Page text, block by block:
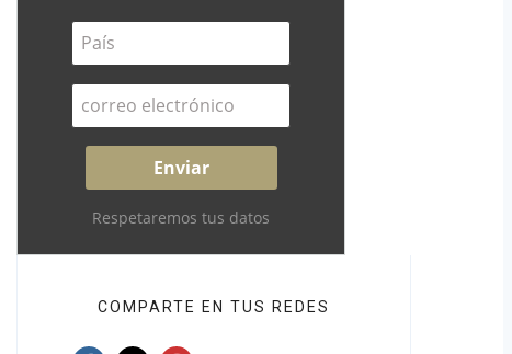
Respetaremos tus datos
COMPARTE EN TUS REDES